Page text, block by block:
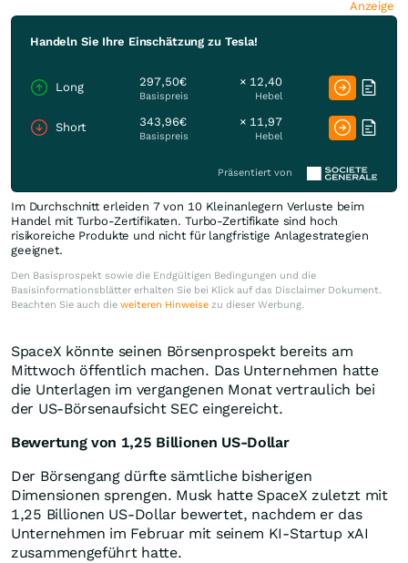
Anzeige
Handeln Sie Ihre Einschätzung zu Tesla!
Long 297,50€
Basispreis
× 12,40
Hebel
Short 343,96€
Basispreis
× 11,97
Hebel
Präsentiert von
Im Durchschnitt erleiden 7 von 10 Kleinanlegern Verluste beim
Handel mit Turbo-Zertifikaten. Turbo-Zertifikate sind hoch
risikoreiche Produkte und nicht für langfristige Anlagestrategien
geeignet.
Den Basisprospekt sowie die Endgültigen Bedingungen und die
Basisinformationsblätter erhalten Sie bei Klick auf das Disclaimer Dokument.
Beachten Sie auch die weiteren Hinweise zu dieser Werbung.
SpaceX könnte seinen Börsenprospekt bereits am
Mittwoch öffentlich machen. Das Unternehmen hatte
die Unterlagen im vergangenen Monat vertraulich bei
der US-Börsenaufsicht SEC eingereicht.
Bewertung von 1,25 Billionen US-Dollar
Der Börsengang dürfte sämtliche bisherigen
Dimensionen sprengen. Musk hatte SpaceX zuletzt mit
1,25 Billionen US-Dollar bewertet, nachdem er das
Unternehmen im Februar mit seinem KI-Startup xAI
zusammengeführt hatte.